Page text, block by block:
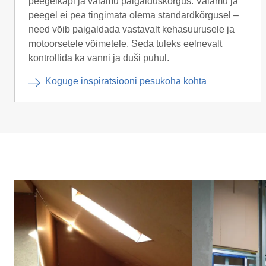
peegel ei pea tingimata olema standardkõrgusel –
need võib paigaldada vastavalt kehasuurusele ja
motoorsetele võimetele. Seda tuleks eelnevalt
kontrollida ka vanni ja duši puhul.
Koguge inspiratsiooni pesukoha kohta